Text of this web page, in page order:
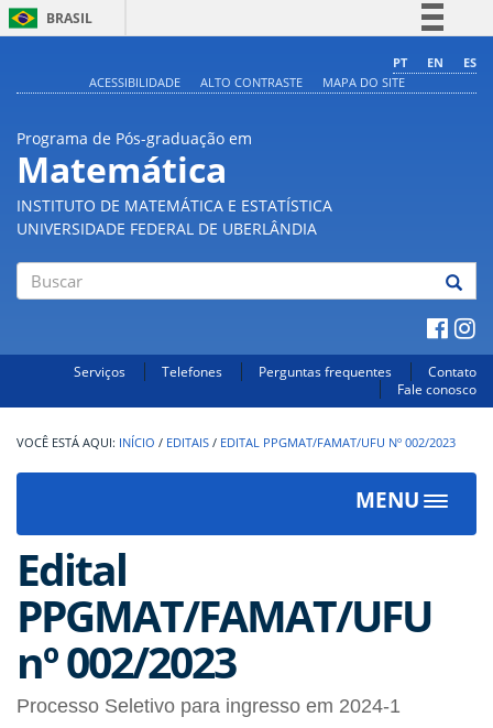
BRASIL
Comunica BR
PT EN
ES
ACESSIBILIDADE
ALTO CONTRASTE MAPA DO SITE
Programa de Pós-graduação em
Matemática
INSTITUTO DE MATEMÁTICA E ESTATÍSTICA
UNIVERSIDADE FEDERAL DE UBERLÂNDIA
Serviços Telefones Perguntas frequentes
Contato
Fale conosco
INÍCIO / EDITAIS / EDITAL PPGMAT/FAMAT/UFU Nº 002/2023
MENU
Toggle
Edital
PPGMAT/FAMAT/UFU
nº 002/2023
Processo Seletivo para ingresso em 2024-1